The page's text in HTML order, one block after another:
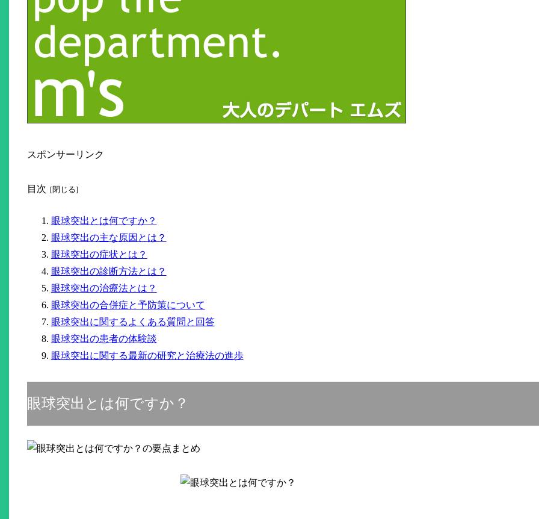
スポンサーリンク
目次
眼球突出とは何ですか？
眼球突出の主な原因とは？
眼球突出の症状とは？
眼球突出の診断方法とは？
眼球突出の治療法とは？
眼球突出の合併症と予防策について
眼球突出に関するよくある質問と回答
眼球突出の患者の体験談
眼球突出に関する最新の研究と治療法の進歩
眼球突出とは何ですか？